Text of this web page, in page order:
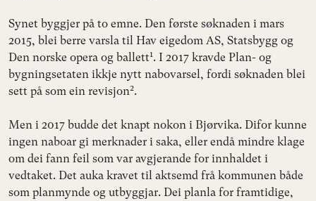
Synet byggjer på to emne. Den første søknaden i mars
2015, blei berre varsla til Hav eigedom AS, Statsbygg og
Den norske opera og ballett1. I 2017 kravde Plan- og
bygningsetaten ikkje nytt nabovarsel, fordi søknaden blei
sett på som ein revisjon2.
Men i 2017 budde det knapt nokon i Bjørvika. Difor kunne
ingen naboar gi merknader i saka, eller endå mindre klage
om dei fann feil som var avgjerande for innhaldet i
vedtaket. Det auka kravet til aktsemd frå kommunen både
som planmynde og utbyggjar. Dei planla for framtidige,